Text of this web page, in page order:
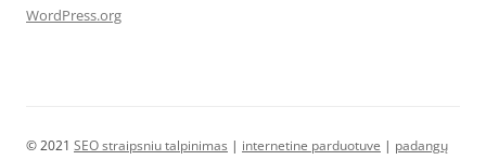
WordPress.org
© 2021 SEO straipsniu talpinimas | internetine parduotuve | padangų